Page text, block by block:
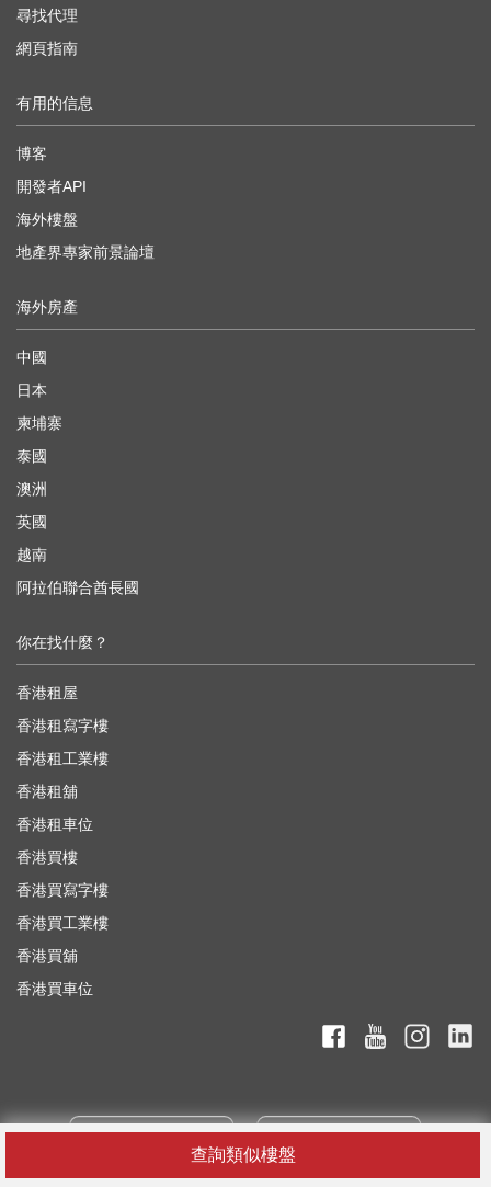
查詢類似樓盤
尋找代理
網頁指南
有用的信息
博客
開發者API
海外樓盤
地產界專家前景論壇
海外房產
中國
日本
柬埔寨
泰國
澳洲
英國
越南
阿拉伯聯合酋長國
你在找什麼？
香港租屋
香港租寫字樓
香港租工業樓
香港租舖
香港租車位
香港買樓
香港買寫字樓
香港買工業樓
香港買舖
香港買車位